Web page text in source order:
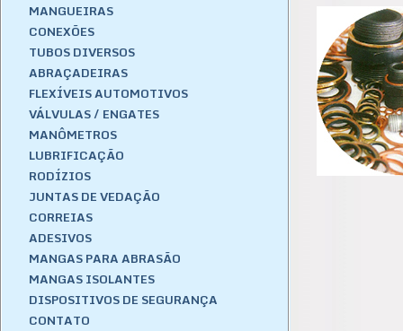
MANGUEIRAS
CONEXÕES
TUBOS DIVERSOS
ABRAÇADEIRAS
FLEXÍVEIS AUTOMOTIVOS
VÁLVULAS / ENGATES
MANÔMETROS
LUBRIFICAÇÃO
RODÍZIOS
JUNTAS DE VEDAÇÃO
CORREIAS
ADESIVOS
MANGAS PARA ABRASÃO
MANGAS ISOLANTES
DISPOSITIVOS DE SEGURANÇA
CONTATO